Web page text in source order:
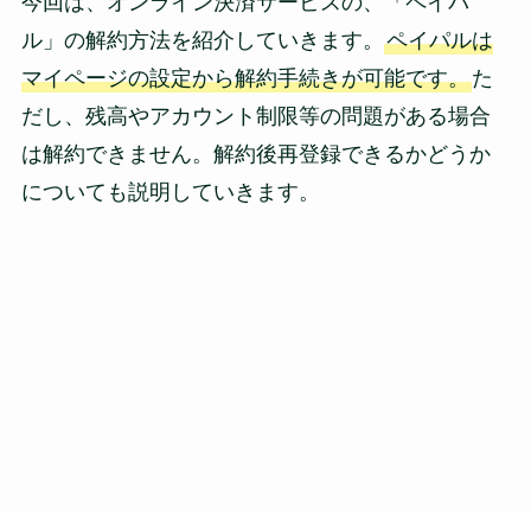
ル」の解約方法を紹介していきます。 ペイパルは
マイページの設定から解約手続きが可能です。た
だし、残高やアカウント制限等の問題がある場合
は解約できません。解約後再登録できるかどうか
についても説明していきます。